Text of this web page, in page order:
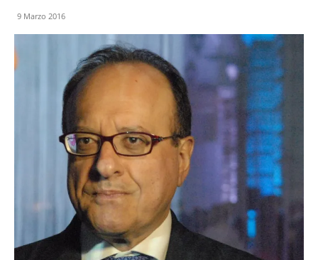
9 Marzo 2016